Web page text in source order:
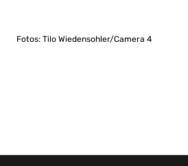
Fotos: Tilo Wiedensohler/Camera 4